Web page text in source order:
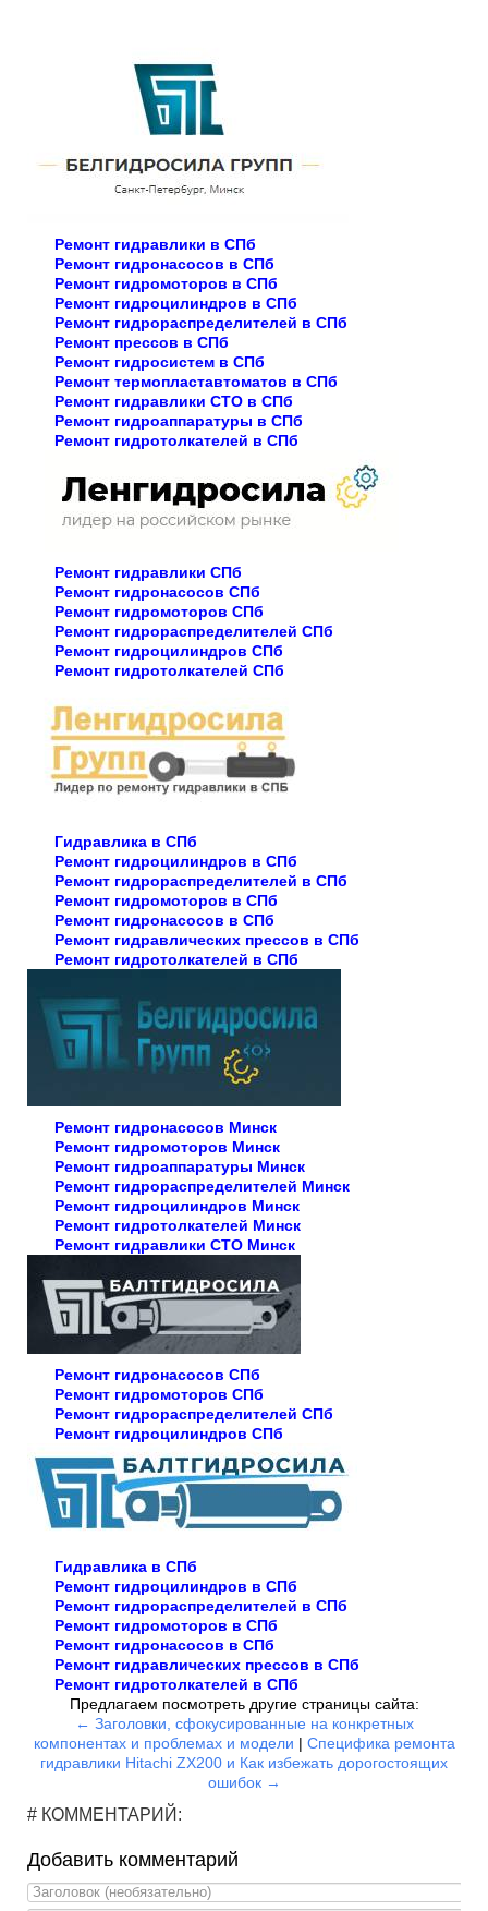
Ремонт гидравлики в СПб
Ремонт гидронасосов в СПб
Ремонт гидромоторов в СПб
Ремонт гидроцилиндров в СПб
Ремонт гидрораспределителей в СПб
Ремонт прессов в СПб
Ремонт гидросистем в СПб
Ремонт термопластавтоматов в СПб
Ремонт гидравлики СТО в СПб
Ремонт гидроаппаратуры в СПб
Ремонт гидротолкателей в СПб
Ремонт гидравлики СПб
Ремонт гидронасосов СПб
Ремонт гидромоторов СПб
Ремонт гидрораспределителей СПб
Ремонт гидроцилиндров СПб
Ремонт гидротолкателей СПб
Гидравлика в СПб
Ремонт гидроцилиндров в СПб
Ремонт гидрораспределителей в СПб
Ремонт гидромоторов в СПб
Ремонт гидронасосов в СПб
Ремонт гидравлических прессов в СПб
Ремонт гидротолкателей в СПб
Ремонт гидронасосов Минск
Ремонт гидромоторов Минск
Ремонт гидроаппаратуры Минск
Ремонт гидрораспределителей Минск
Ремонт гидроцилиндров Минск
Ремонт гидротолкателей Минск
Ремонт гидравлики СТО Минск
Ремонт гидронасосов СПб
Ремонт гидромоторов СПб
Ремонт гидрораспределителей СПб
Ремонт гидроцилиндров СПб
Гидравлика в СПб
Ремонт гидроцилиндров в СПб
Ремонт гидрораспределителей в СПб
Ремонт гидромоторов в СПб
Ремонт гидронасосов в СПб
Ремонт гидравлических прессов в СПб
Ремонт гидротолкателей в СПб
Предлагаем посмотреть другие страницы сайта:
← Заголовки, сфокусированные на конкретных
компонентах и проблемах и модели | Специфика ремонта
гидравлики Hitachi ZX200 и Как избежать дорогостоящих
ошибок →
# КОММЕНТАРИЙ:
Добавить комментарий